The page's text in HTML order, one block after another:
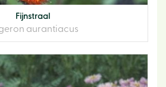
Fijnstraal
aurantiacus